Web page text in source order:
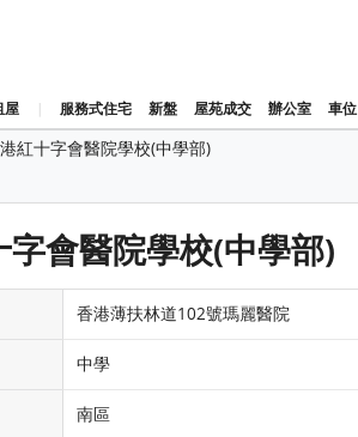
屋 | 服務式住宅 新盤 屋苑成交 辦公室 車位
紅十字會醫院學校(中學部)
字會醫院學校(中學部)
香港薄扶林道102號瑪麗醫院
中學
南區